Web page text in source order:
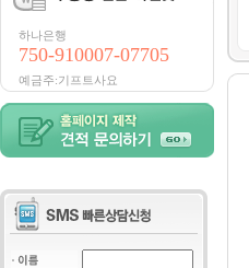
하나은행
750-910007-07705
예금주:기프트사요